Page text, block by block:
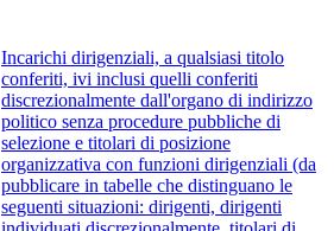
Incarichi dirigenziali, a qualsiasi titolo
conferiti, ivi inclusi quelli conferiti
discrezionalmente dall'organo di indirizzo
politico senza procedure pubbliche di
selezione e titolari di posizione
organizzativa con funzioni dirigenziali (da
pubblicare in tabelle che distinguano le
seguenti situazioni: dirigenti, dirigenti